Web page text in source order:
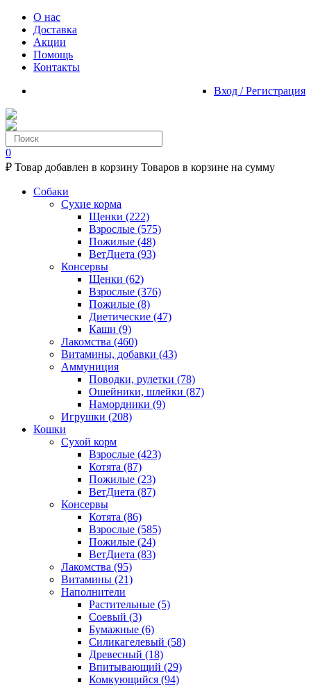
О нас
Доставка
Акции
Помощь
Контакты
Вход / Регистрация
0
₽ Товар добавлен в корзину Товаров в корзине на сумму
Собаки
Сухие корма
Щенки (222)
Взрослые (575)
Пожилые (48)
ВетДиета (93)
Консервы
Щенки (62)
Взрослые (376)
Пожилые (8)
Диетические (47)
Каши (9)
Лакомства (460)
Витамины, добавки (43)
Аммуниция
Поводки, рулетки (78)
Ошейники, шлейки (87)
Намордники (9)
Игрушки (208)
Кошки
Сухой корм
Взрослые (423)
Котята (87)
Пожилые (23)
ВетДиета (87)
Консервы
Котята (86)
Взрослые (585)
Пожилые (24)
ВетДиета (83)
Лакомства (95)
Витамины (21)
Наполнители
Растительные (5)
Соевый (3)
Бумажные (6)
Силикагелевый (58)
Древесный (18)
Впитывающий (29)
Комкующийся (94)